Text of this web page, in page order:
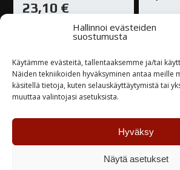
Hallinnoi evästeiden
suostumusta
Käytämme evästeitä, tallentaaksemme ja/tai
Näiden tekniikoiden hyväksyminen antaa meille
käsitellä tietoja, kuten selauskäyttäytymistä tai
muuttaa valintojasi asetuksista.
Hyväksy
Näytä asetukset
23,10 €
Varastossa
TUTUSTU
Kysy tuotteesta / ota